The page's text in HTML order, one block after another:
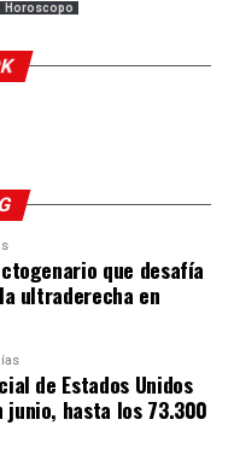
Horoscopo
que desafía
ultraderecha en
de Estados Unidos
hasta los 73.300